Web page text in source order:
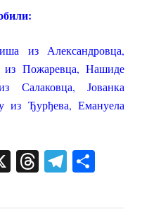
из Александровца,
из Пожаревца, Нашиде
Јованка
из Ђурђева, Емануела
X Threads